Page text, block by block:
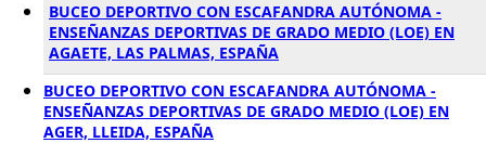
BUCEO DEPORTIVO CON ESCAFANDRA AUTÓNOMA -
ENSEÑANZAS DEPORTIVAS DE GRADO MEDIO (LOE) EN
AGAETE, LAS PALMAS, ESPAÑA
BUCEO DEPORTIVO CON ESCAFANDRA AUTÓNOMA -
ENSEÑANZAS DEPORTIVAS DE GRADO MEDIO (LOE) EN
AGER, LLEIDA, ESPAÑA